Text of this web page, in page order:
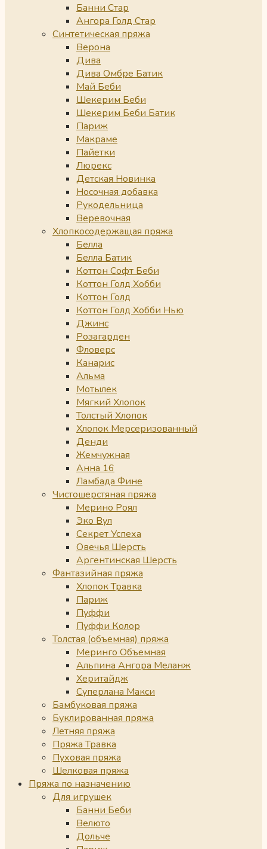
Банни Стар
Ангора Голд Стар
Синтетическая пряжа
Верона
Дива
Дива Омбре Батик
Май Беби
Шекерим Беби
Шекерим Беби Батик
Париж
Макраме
Пайетки
Люрекс
Детская Новинка
Носочная добавка
Рукодельница
Веревочная
Хлопкосодержащая пряжа
Белла
Белла Батик
Коттон Софт Беби
Коттон Голд Хобби
Коттон Голд
Коттон Голд Хобби Нью
Джинс
Розагарден
Фловерс
Канарис
Альма
Мотылек
Мягкий Хлопок
Толстый Хлопок
Хлопок Мерсеризованный
Денди
Жемчужная
Анна 16
Ламбада Фине
Чистошерстяная пряжа
Мерино Роял
Эко Вул
Секрет Успеха
Овечья Шерсть
Аргентинская Шерсть
Фантазийная пряжа
Хлопок Травка
Париж
Пуффи
Пуффи Колор
Толстая (объемная) пряжа
Меринго Объемная
Альпина Ангора Меланж
Херитайдж
Суперлана Макси
Бамбуковая пряжа
Буклированная пряжа
Летняя пряжа
Пряжа Травка
Пуховая пряжа
Шелковая пряжа
Пряжа по назначению
Для игрушек
Банни Беби
Велюто
Дольче